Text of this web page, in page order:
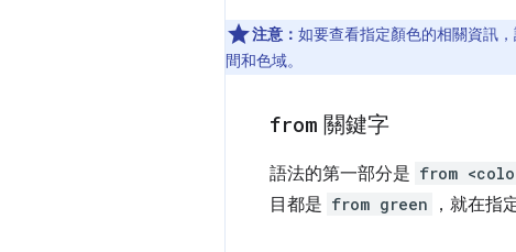
注意： 如要查看指定顏色的相關資訊
間和色域。
from 關鍵字
語法的第一部分是 from
目都是 from green ，就在指